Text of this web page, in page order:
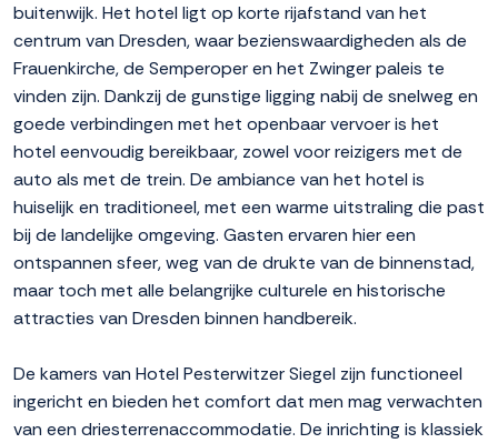
buitenwijk. Het hotel ligt op korte rijafstand van het
centrum van Dresden, waar bezienswaardigheden als de
Frauenkirche, de Semperoper en het Zwinger paleis te
vinden zijn. Dankzij de gunstige ligging nabij de snelweg en
goede verbindingen met het openbaar vervoer is het
hotel eenvoudig bereikbaar, zowel voor reizigers met de
auto als met de trein. De ambiance van het hotel is
huiselijk en traditioneel, met een warme uitstraling die past
bij de landelijke omgeving. Gasten ervaren hier een
ontspannen sfeer, weg van de drukte van de binnenstad,
maar toch met alle belangrijke culturele en historische
attracties van Dresden binnen handbereik.
De kamers van Hotel Pesterwitzer Siegel zijn functioneel
ingericht en bieden het comfort dat men mag verwachten
van een driesterrenaccommodatie. De inrichting is klassiek